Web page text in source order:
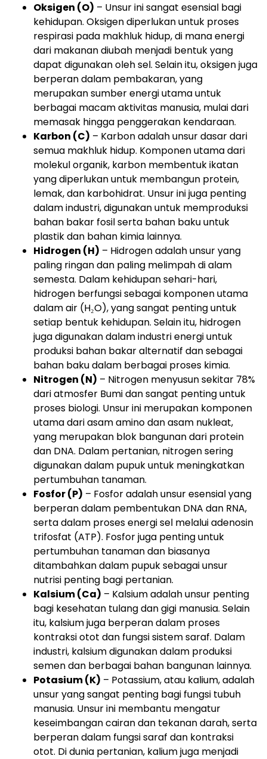
Oksigen (O) – Unsur ini sangat esensial bagi
kehidupan. Oksigen diperlukan untuk proses
respirasi pada makhluk hidup, di mana energi
dari makanan diubah menjadi bentuk yang
dapat digunakan oleh sel. Selain itu, oksigen juga
berperan dalam pembakaran, yang
merupakan sumber energi utama untuk
berbagai macam aktivitas manusia, mulai dari
memasak hingga penggerakan kendaraan.
Karbon (C) – Karbon adalah unsur dasar dari
semua makhluk hidup. Komponen utama dari
molekul organik, karbon membentuk ikatan
yang diperlukan untuk membangun protein,
lemak, dan karbohidrat. Unsur ini juga penting
dalam industri, digunakan untuk memproduksi
bahan bakar fosil serta bahan baku untuk
plastik dan bahan kimia lainnya.
Hidrogen (H) – Hidrogen adalah unsur yang
paling ringan dan paling melimpah di alam
semesta. Dalam kehidupan sehari-hari,
hidrogen berfungsi sebagai komponen utama
dalam air (H₂O), yang sangat penting untuk
setiap bentuk kehidupan. Selain itu, hidrogen
juga digunakan dalam industri energi untuk
produksi bahan bakar alternatif dan sebagai
bahan baku dalam berbagai proses kimia.
Nitrogen (N) – Nitrogen menyusun sekitar 78%
dari atmosfer Bumi dan sangat penting untuk
proses biologi. Unsur ini merupakan komponen
utama dari asam amino dan asam nukleat,
yang merupakan blok bangunan dari protein
dan DNA. Dalam pertanian, nitrogen sering
digunakan dalam pupuk untuk meningkatkan
pertumbuhan tanaman.
Fosfor (P) – Fosfor adalah unsur esensial yang
berperan dalam pembentukan DNA dan RNA,
serta dalam proses energi sel melalui adenosin
trifosfat (ATP). Fosfor juga penting untuk
pertumbuhan tanaman dan biasanya
ditambahkan dalam pupuk sebagai unsur
nutrisi penting bagi pertanian.
Kalsium (Ca) – Kalsium adalah unsur penting
bagi kesehatan tulang dan gigi manusia. Selain
itu, kalsium juga berperan dalam proses
kontraksi otot dan fungsi sistem saraf. Dalam
industri, kalsium digunakan dalam produksi
semen dan berbagai bahan bangunan lainnya.
Potasium (K) – Potassium, atau kalium, adalah
unsur yang sangat penting bagi fungsi tubuh
manusia. Unsur ini membantu mengatur
keseimbangan cairan dan tekanan darah, serta
berperan dalam fungsi saraf dan kontraksi
otot. Di dunia pertanian, kalium juga menjadi